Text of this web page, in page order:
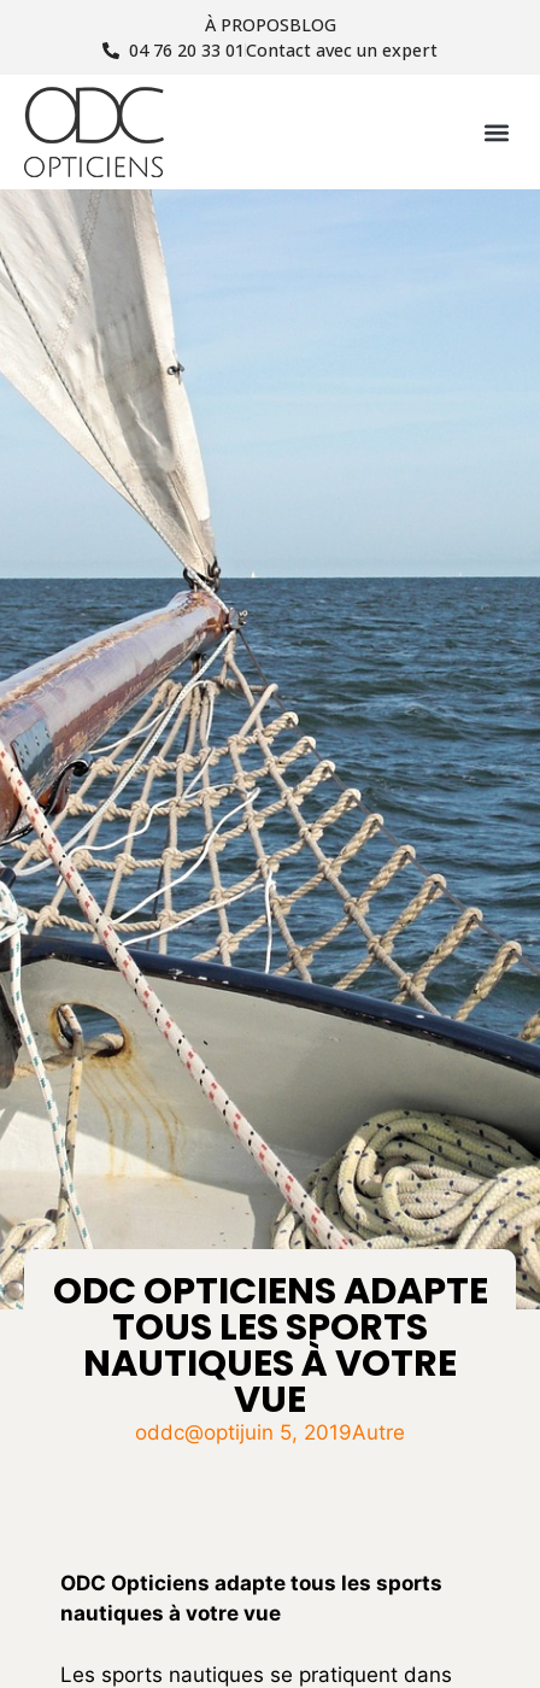
À PROPOSBLOG
04 76 20 33 01Contact avec un expert
ODC OPTICIENS ADAPTE
TOUS LES SPORTS
NAUTIQUES À VOTRE
VUE
oddc@optijuin 5, 2019Autre
ODC Opticiens adapte tous les sports
nautiques à votre vue
Les sports nautiques se pratiquent dans